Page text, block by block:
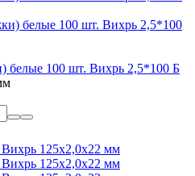
белые 100 шт. Вихрь 2,5*100 Б